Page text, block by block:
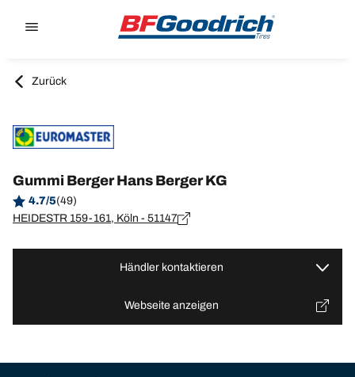
Zurück
Gummi Berger Hans Berger KG
4.7/5(49)
HEIDESTR 159-161, Köln - 51147
Händler kontaktieren
Webseite anzeigen